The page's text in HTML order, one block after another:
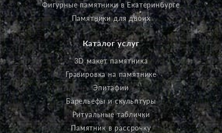
Фигурные памятники в Екатеринбурге
Памятники для двоих
Каталог услуг
3D макет памятника
Гравировка на памятнике
Эпитафии
Барельефы и скульптуры
Ритуальные таблички
Памятник в рассрочку